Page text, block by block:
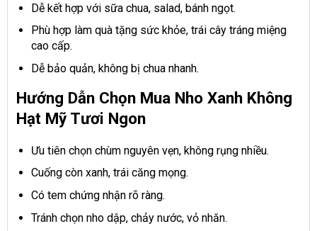
Dễ kết hợp với sữa chua, salad, bánh ngọt.
Phù hợp làm quà tặng sức khỏe, trái cây tráng miệng
cao cấp.
Dễ bảo quản, không bị chua nhanh.
Hướng Dẫn Chọn Mua Nho Xanh Không
Hạt Mỹ Tươi Ngon
Ưu tiên chọn chùm nguyên vẹn, không rụng nhiều.
Cuống còn xanh, trái căng mọng.
Có tem chứng nhận rõ ràng.
Tránh chọn nho dập, chảy nước, vỏ nhăn.